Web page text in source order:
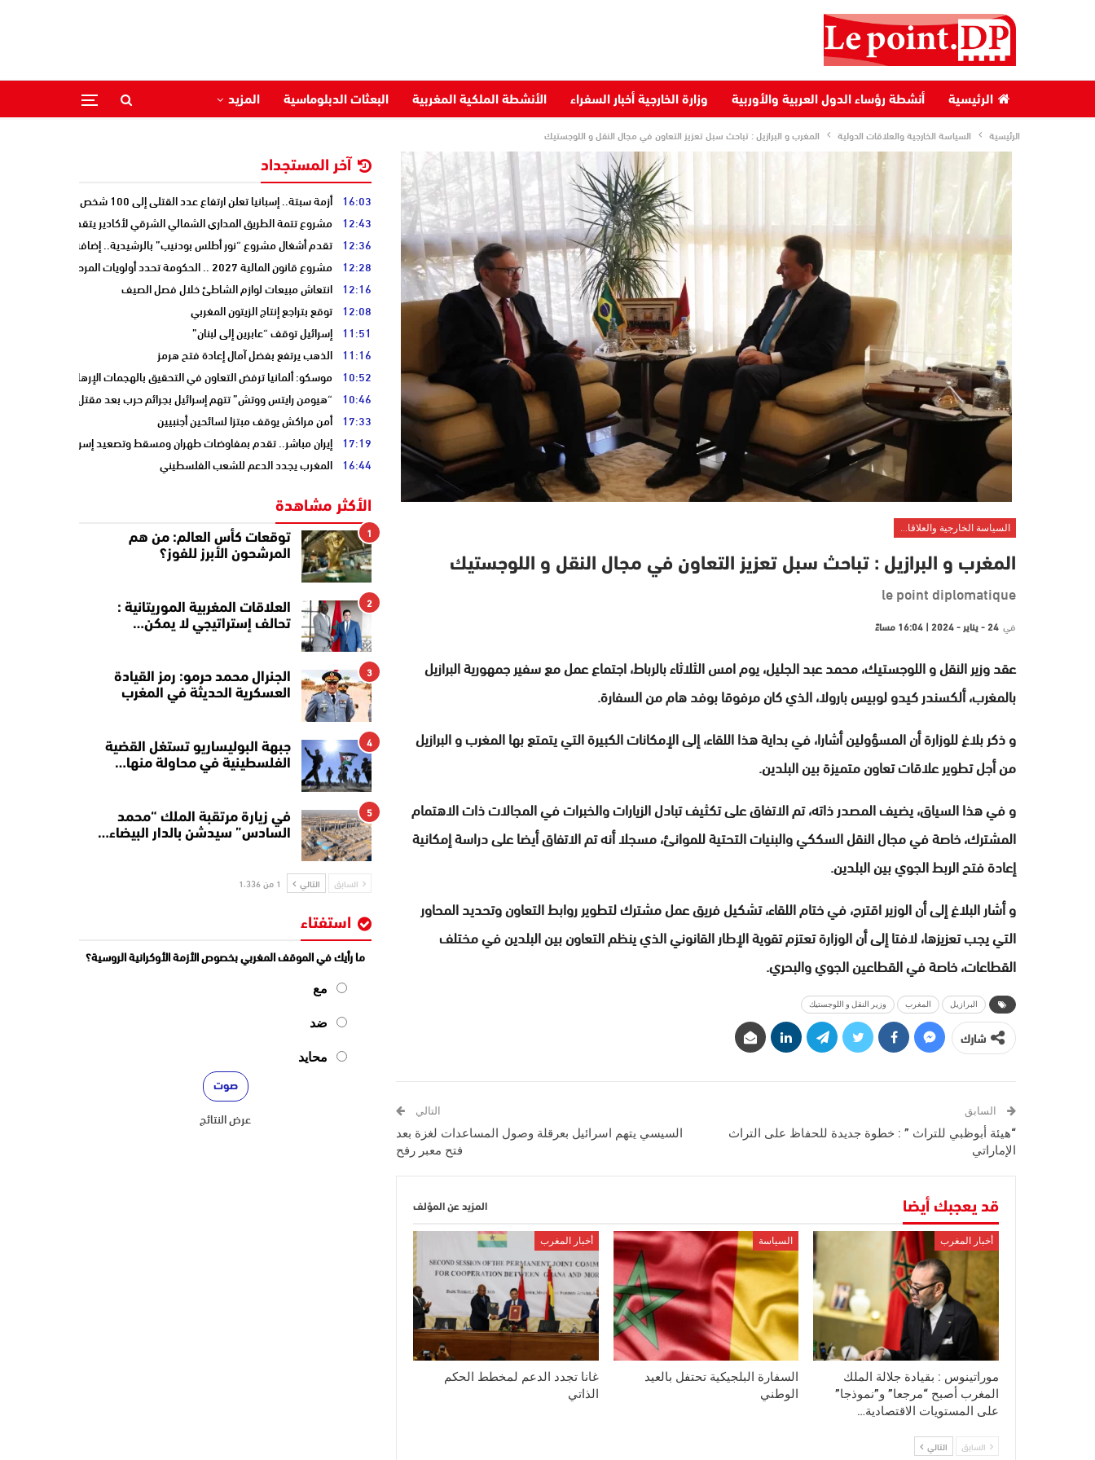
الرئيسية أنشطة رؤساء الدول العربية والأوربية وزارة الخارجية أخبار السفراء الأنشطة الملكية المغربية البعثات الدبلوماسية المزيد
الرئيسية السياسة الخارجية والعلاقات الدولية المغرب و البرازيل : تباحث سبل تعزيز التعاون في مجال النقل و اللوجستيك
السياسة الخارجية والعلاقات الدولية
المغرب و البرازيل : تباحث سبل تعزيز التعاون في مجال النقل و اللوجستيك
le point diplomatique
في 24 - يناير - 2024 | 16:04 مساءً
عقد وزير النقل و اللوجستيك، محمد عبد الجليل، يوم امس الثلاثاء بالرباط، اجتماع عمل مع سفير جمهورية البرازيل
بالمغرب، ألكسندر كيدو لوبيس بارولا، الذي كان مرفوقا بوفد هام من السفارة.
و ذكر بلاغ للوزارة أن المسؤولين أشارا، في بداية هذا اللقاء، إلى الإمكانات الكبيرة التي يتمتع بها المغرب و البرازيل
من أجل تطوير علاقات تعاون متميزة بين البلدين.
و في هذا السياق، يضيف المصدر ذاته، تم الاتفاق على تكثيف تبادل الزيارات والخبرات في المجالات ذات الاهتمام
المشترك، خاصة في مجال النقل السككي والبنيات التحتية للموانئ، مسجلا أنه تم الاتفاق أيضا على دراسة إمكانية
إعادة فتح الربط الجوي بين البلدين.
و أشار البلاغ إلى أن الوزير اقترح، في ختام اللقاء، تشكيل فريق عمل مشترك لتطوير روابط التعاون وتحديد المحاور
التي يجب تعزيزها، لافتا إلى أن الوزارة تعتزم تقوية الإطار القانوني الذي ينظم التعاون بين البلدين في مختلف
القطاعات، خاصة في القطاعين الجوي والبحري.
البرازيل المغرب وزير النقل و اللوجستيك
شارك
السابق
“هيئة أبوظبي للتراث ” : خطوة جديدة للحفاظ على التراث
الإماراتي
التالي
السيسي يتهم اسرائيل بعرقلة وصول المساعدات لغزة بعد
فتح معبر رفح
قد يعجبك أيضا المزيد عن المؤلف
أخبار المغرب
موراتينوس : بقيادة جلالة الملك
المغرب أصبح “مرجعا” و”نموذجا”
على المستويات الاقتصادية…
السياسة
السفارة البلجيكية تحتفل بالعيد
الوطني
أخبار المغرب
غانا تجدد الدعم لمخطط الحكم
الذاتي
السابق التالي
آخر المستجداد
16:03 أزمة سبتة.. إسبانيا تعلن ارتفاع عدد القتلى إلى 100 شخص
12:43 مشروع تتمة الطريق المداري الشمالي الشرقي لأكادير يتقدم نحو مرحلة
12:36 تقدم أشغال مشروع “نور أطلس بودنيب” بالرشيدية.. إضافة 33 ميغاوات إلى الشبكة الوطنية
12:28 مشروع قانون المالية 2027 .. الحكومة تحدد أولويات المرحلة المقبلة
12:16 انتعاش مبيعات لوازم الشاطئ خلال فصل الصيف
12:08 توقع بتراجع إنتاج الزيتون المغربي
11:51 إسرائيل توقف “عابرين إلى لبنان”
11:16 الذهب يرتفع بفضل آمال إعادة فتح هرمز
10:52 موسكو: ألمانيا ترفض التعاون في التحقيق بالهجمات الإرهابية على أنابيب
10:46 “هيومن رايتس ووتش” تتهم إسرائيل بجرائم حرب بعد مقتل الصحفية آمال
17:33 أمن مراكش يوقف مبتزا لسائحين أجنبيين
17:19 إيران مباشر.. تقدم بمفاوضات طهران ومسقط وتصعيد إسرائيلي جنوب لبنان
16:44 المغرب يجدد الدعم للشعب الفلسطيني
الأكثر مشاهدة
1
توقعات كأس العالم: من هم
المرشحون الأبرز للفوز؟
2
العلاقات المغربية الموريتانية :
تحالف إستراتيجي لا يمكن…
3
الجنرال محمد حرمو: رمز القيادة
العسكرية الحديثة في المغرب
4
جبهة البوليساريو تستغل القضية
الفلسطينية في محاولة منها…
5
في زيارة مرتقبة الملك “محمد
السادس” سيدشن بالدار البيضاء…
السابق التالي 1 من 1٬336
استفتاء
ما رأيك في الموقف المغربي بخصوص الأزمة الأوكرانية الروسية؟
مع
ضد
محايد
عرض النتائج